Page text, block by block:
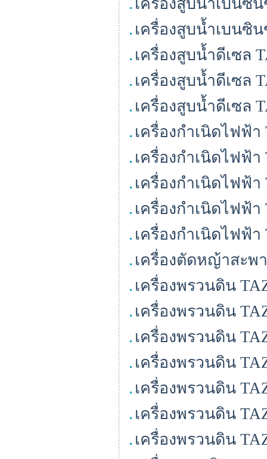
เครื่องสูบน้ำเบนซิ
เครื่องสูบน้ำเบนซิ
เครื่องสูบน้ำดีเซล
เครื่องสูบน้ำดีเซล
เครื่องสูบน้ำดีเซล
เครื่องกำเนิดไฟฟ้า
เครื่องกำเนิดไฟฟ้า
เครื่องกำเนิดไฟฟ้า
เครื่องกำเนิดไฟฟ้า
เครื่องกำเนิดไฟฟ้า
เครื่องตัดหญ้าสะพ
เครื่องพรวนดิน
เครื่องพรวนดิน
เครื่องพรวนดิน
เครื่องพรวนดิน
เครื่องพรวนดิน
เครื่องพรวนดิน
เครื่องพรวนดิน